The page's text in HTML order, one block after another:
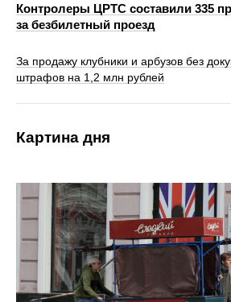
Контролеры ЦРТС составили 335
за безбилетный проезд
За продажу клубники и арбузов без
штрафов на 1,2 млн рублей
Картина дня